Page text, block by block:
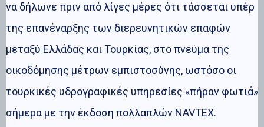
να δήλωνε πριν από λίγες μέρες ότι τάσσεται υπέρ
της επανέναρξης των διερευνητικών επαφών
μεταξύ Ελλάδας και Τουρκίας, στο πνεύμα της
οικοδόμησης μέτρων εμπιστοσύνης, ωστόσο οι
τουρκικές υδρογραφικές υπηρεσίες «πήραν φωτιά»
σήμερα με την έκδοση πολλαπλών NAVTEX.